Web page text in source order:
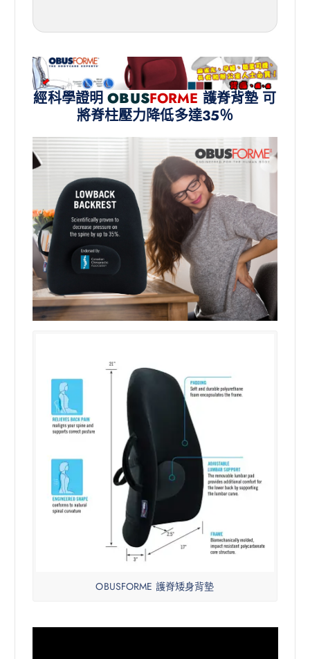
經科學證明OBUSFORME 護脊背墊 可
將脊柱壓力降低多達35％
OBUSFORME 護脊矮身背墊